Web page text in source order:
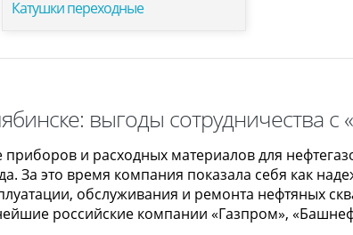
Катушки переходные
выгоды сотрудничества с
и расходных материалов для
За это время компания показала себя как
обслуживания и ремонта нефтяных
российские компании «Газпром»,